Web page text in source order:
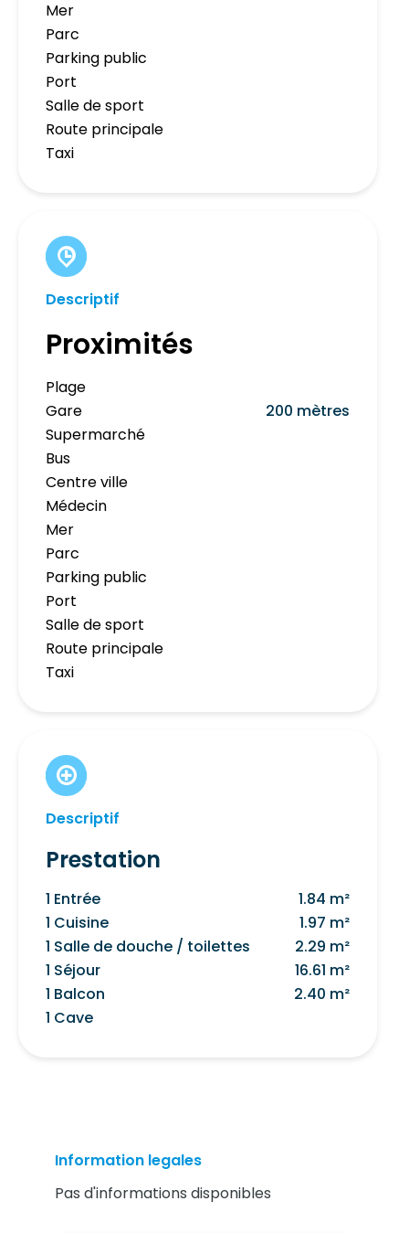
Mer
Parc
Parking public
Port
Salle de sport
Route principale
Taxi
Descriptif
Proximités
Plage
Gare
200 mètres
Supermarché
Bus
Centre ville
Médecin
Mer
Parc
Parking public
Port
Salle de sport
Route principale
Taxi
Descriptif
Prestation
1 Entrée
1.84 m²
1 Cuisine
1.97 m²
1 Salle de douche / toilettes
2.29 m²
1 Séjour
16.61 m²
1 Balcon
2.40 m²
1 Cave
Information legales
Pas d'informations disponibles